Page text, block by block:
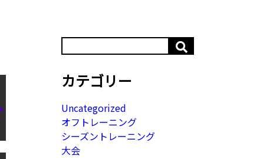
カテゴリー
Uncategorized
オフトレーニング
シーズントレーニング
大会